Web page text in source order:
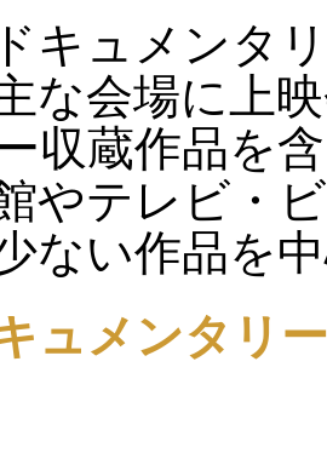
キュメンタ
な会場に上
収蔵作品を
やテレビ・
ない作品を
ュメンタリ